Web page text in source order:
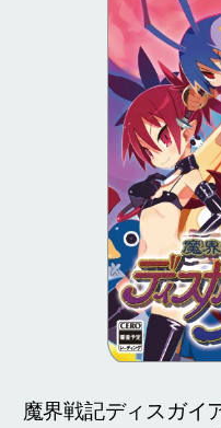
魔界戦記ディスガイ